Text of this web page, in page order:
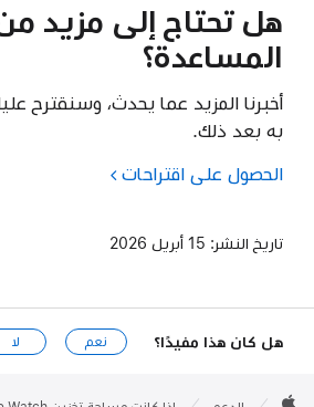
هل تحتاج إلى مزيد
المساعدة؟
أخبرنا المزيد عما يحدث، وسنقترح
به بعد ذلك.
الحصول على اقتراحات
تاريخ النشر: 15 أبريل 2026
هل كان هذا مفيدًا؟ نعم لا
